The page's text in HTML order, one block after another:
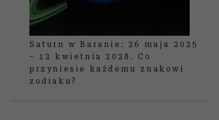
Saturn w Baranie: 26 maja 2025
– 12 kwietnia 2028. Co
przyniesie każdemu znakowi
zodiaku?